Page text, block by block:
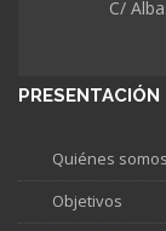
C/
PRESENTACIÓN
Quiénes somos
Objetivos